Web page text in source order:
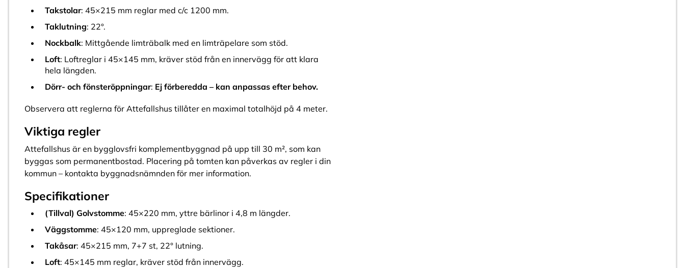
Takstolar: 45×215 mm reglar med c/c 1200 mm.
Taklutning: 22°.
Nockbalk: Mittgående limträbalk med en limträpelare som stöd.
Loft: Loftreglar i 45×145 mm, kräver stöd från en innervägg för att klara
hela längden.
Dörr- och fönsteröppningar: Ej förberedda – kan anpassas efter behov.
Observera att reglerna för Attefallshus tillåter en maximal totalhöjd på 4 meter.
Viktiga regler
Attefallshus är en bygglovsfri komplementbyggnad på upp till 30 m², som kan
byggas som permanentbostad. Placering på tomten kan påverkas av regler i din
kommun – kontakta byggnadsnämnden för mer information.
Specifikationer
(Tillval) Golvstomme: 45×220 mm, yttre bärlinor i 4,8 m längder.
Väggstomme: 45×120 mm, uppreglade sektioner.
Takåsar: 45×215 mm, 7+7 st, 22° lutning.
Loft: 45×145 mm reglar, kräver stöd från innervägg.